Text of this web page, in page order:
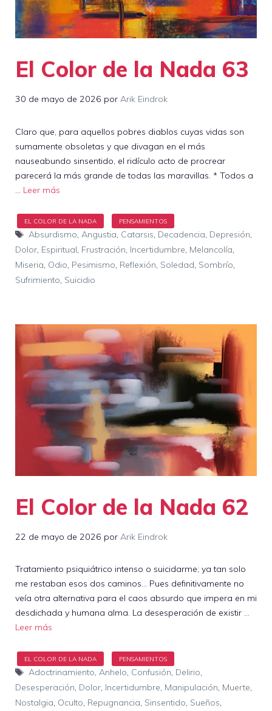
El Color de la Nada 63
30 de mayo de 2026 por Arik Eindrok
Claro que, para aquellos pobres diablos cuyas vidas son
sumamente obsoletas y que divagan en el más
nauseabundo sinsentido, el ridículo acto de procrear
parecerá la más grande de todas las maravillas. * Todos a
Leer más
Etiquetas
Absurdismo, Angustia, Catarsis, Decadencia, Depresión,
Dolor, Espiritual, Frustración, Incertidumbre, Melancolía,
Miseria, Odio, Pesimismo, Reflexión, Soledad, Sombrío,
Sufrimiento, Suicidio
El Color de la Nada 62
22 de mayo de 2026 por Arik Eindrok
Tratamiento psiquiátrico intenso o suicidarme; ya tan solo
me restaban esos dos caminos… Pues definitivamente no
veía otra alternativa para el caos absurdo que impera en mi
desdichada y humana alma. La desesperación de existir …
Leer más
Etiquetas
Adoctrinamiento, Anhelo, Confusión, Delirio,
Desesperación, Dolor, Incertidumbre, Manipulación, Muerte,
Nostalgia, Oculto, Repugnancia, Sinsentido, Sueños,